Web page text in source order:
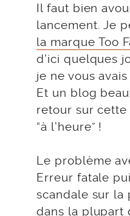
Il faut bien
lancement. Je
la marque Too
d’ici quelques
je ne vous
Et un blog
retour sur
“à l’heure” !
Le problème
Erreur fatale
scandale sur la
dans la plupart